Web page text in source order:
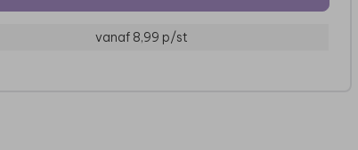
BORRELPLANK
vanaf 8,99 p/st